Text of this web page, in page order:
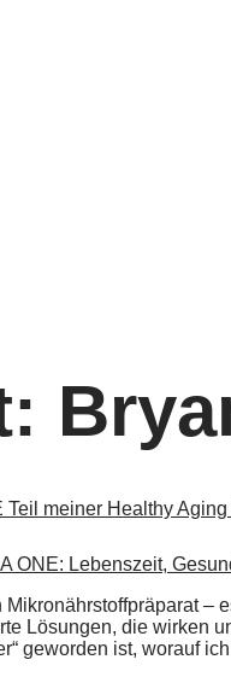
Teil meiner Healthy
Lösungen, die wirken
geworden ist, worauf